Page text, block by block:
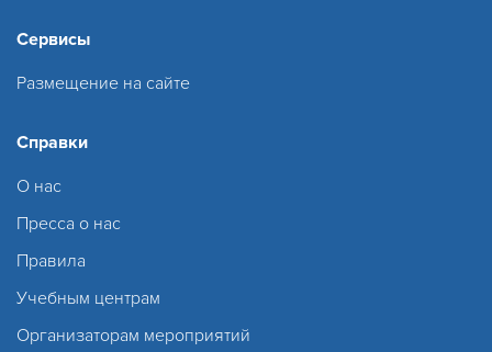
Сервисы
Размещение на сайте
Справки
О нас
Пресса о нас
Правила
Учебным центрам
Организаторам мероприятий